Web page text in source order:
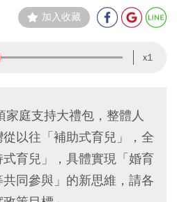
加入收藏
x1
庭支持大禮包，整體人
以往「補助式育兒」，全
育兒」，具體實現「婚育
同參與」的新思維，請各